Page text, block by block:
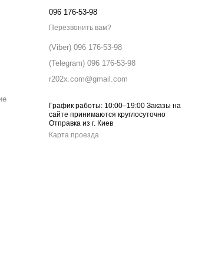
096 176-53-98
Перезвонить вам?
(Viber) 096 176-53-98
(Telegram) 096 176-53-98
r202x.com@gmail.com
График работы: 10:00–19:00 Заказы на
сайте принимаются круглосуточно
Отправка из г. Киев
Карта проезда